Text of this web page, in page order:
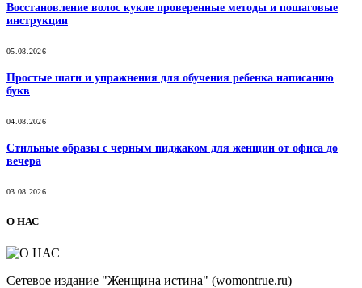
Восстановление волос кукле проверенные методы и пошаговые
инструкции
05.08.2026
Простые шаги и упражнения для обучения ребенка написанию
букв
04.08.2026
Стильные образы с черным пиджаком для женщин от офиса до
вечера
03.08.2026
О НАС
Сетевое издание "Женщина истина" (womontrue.ru)